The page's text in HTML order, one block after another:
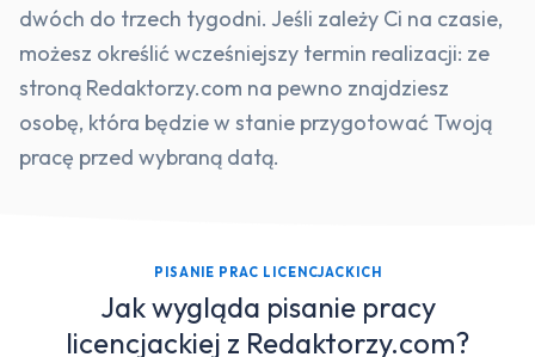
dwóch do trzech tygodni. Jeśli zależy Ci na czasie,
możesz określić wcześniejszy termin realizacji: ze
stroną Redaktorzy.com na pewno znajdziesz
osobę, która będzie w stanie przygotować Twoją
pracę przed wybraną datą.
PISANIE PRAC LICENCJACKICH
Jak wygląda pisanie pracy
licencjackiej z Redaktorzy.com?